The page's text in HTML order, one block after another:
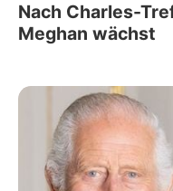
Nach Charles-
Meghan wächst